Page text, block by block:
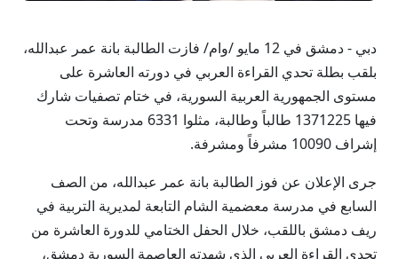
دبي - دمشق في 12 مايو /وام/ فازت الطالبة بانة عمر عبدالله،
بلقب بطلة تحدي القراءة العربي في دورته العاشرة على
مستوى الجمهورية العربية السورية، في ختام تصفيات شارك
فيها 1371225 طالباً وطالبة، مثلوا 6331 مدرسة وتحت
إشراف 10090 مشرفاً ومشرفة.
جرى الإعلان عن فوز الطالبة بانة عمر عبدالله، من الصف
السابع في مدرسة معضمية الشام التابعة لمديرية التربية في
ريف دمشق باللقب، خلال الحفل الختامي للدورة العاشرة من
تحدي القراءة العربي الذي شهدته العاصمة السورية دمشق،